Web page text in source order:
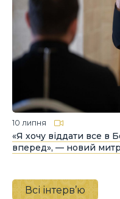
10 липня
«Я хочу віддати все в
вперед», — новий
Всі інтерв’ю